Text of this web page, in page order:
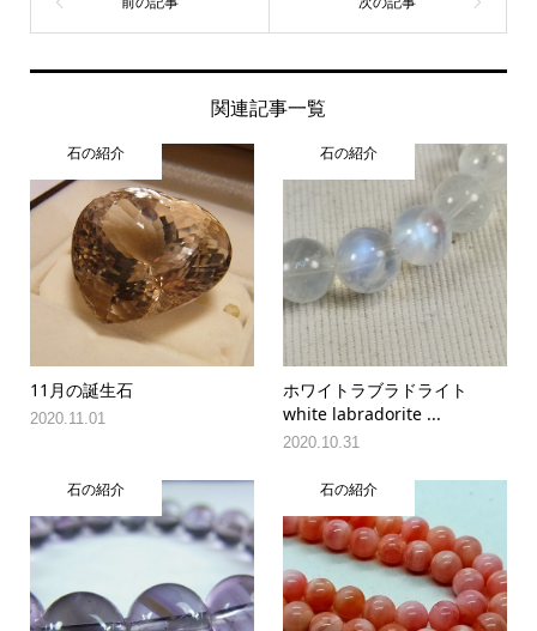
関連記事一覧
石の紹介
11月の誕生石
2020.11.01
石の紹介
ホワイトラブラドライト
white labradorite ...
2020.10.31
石の紹介 石の紹介